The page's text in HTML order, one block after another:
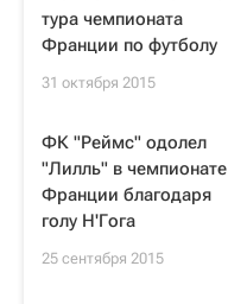
тура чемпионата
Франции по футболу
31 октября 2015
ФК "Реймс" одолел
"Лилль" в чемпионате
Франции благодаря
голу Н'Гога
25 сентября 2015